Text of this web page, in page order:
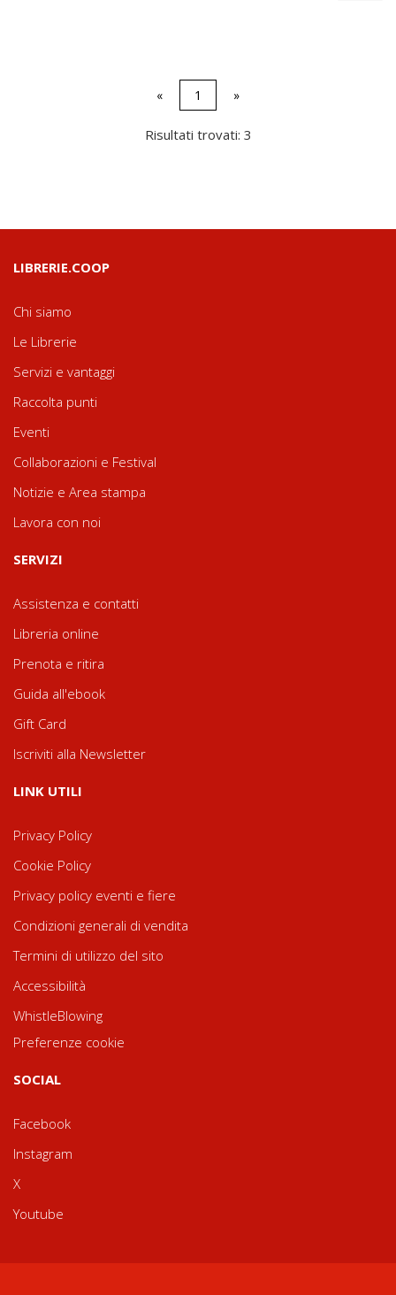
« 1 »
Risultati trovati: 3
LIBRERIE.COOP
Chi siamo
Le Librerie
Servizi e vantaggi
Raccolta punti
Eventi
Collaborazioni e Festival
Notizie e Area stampa
Lavora con noi
SERVIZI
Assistenza e contatti
Libreria online
Prenota e ritira
Guida all'ebook
Gift Card
Iscriviti alla Newsletter
LINK UTILI
Privacy Policy
Cookie Policy
Privacy policy eventi e fiere
Condizioni generali di vendita
Termini di utilizzo del sito
Accessibilità
WhistleBlowing
Preferenze cookie
SOCIAL
Facebook
Instagram
X
Youtube